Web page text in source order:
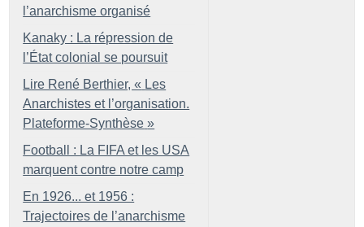
l’anarchisme organisé
Kanaky : La répression de
l’État colonial se poursuit
Lire René Berthier, « Les
Anarchistes et l’organisation.
Plateforme-Synthèse »
Football : La FIFA et les USA
marquent contre notre camp
En 1926... et 1956 :
Trajectoires de l’anarchisme